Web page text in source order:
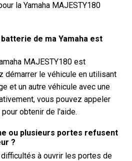
la Yamaha MAJESTY180
de ma Yamaha est
MAJESTY180 est
démarrer le véhicule en utilisant
et un autre véhicule avec une
vous pouvez appeler
obtenir de l'aide.
ou plusieurs portes refusent
?
à ouvrir les portes de